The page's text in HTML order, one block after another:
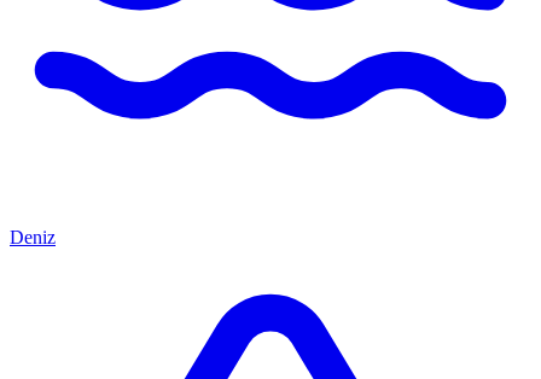
Deniz